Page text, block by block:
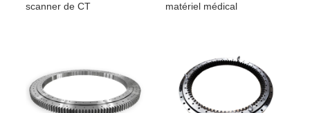
scanner de CT
matériel médical